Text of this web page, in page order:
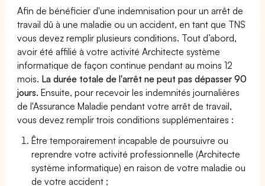
Afin de bénéficier d'une indemnisation pour un arrêt de
travail dû à une maladie ou un accident, en tant que TNS
vous devez remplir plusieurs conditions. Tout d’abord,
avoir été affilié à votre activité Architecte système
informatique de façon continue pendant au moins 12
mois. La durée totale de l'arrêt ne peut pas dépasser 90
jours. Ensuite, pour recevoir les indemnités journalières
de l'Assurance Maladie pendant votre arrêt de travail,
vous devez remplir trois conditions supplémentaires :
Être temporairement incapable de poursuivre ou
reprendre votre activité professionnelle (Architecte
système informatique) en raison de votre maladie ou
de votre accident ;